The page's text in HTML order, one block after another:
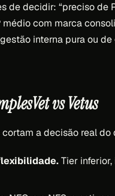
de decidir: “preciso
médio com marca
interna pura ou
vs Vetus
a decisão real
Tier